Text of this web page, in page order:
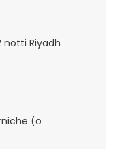
notti Riyadh
(o